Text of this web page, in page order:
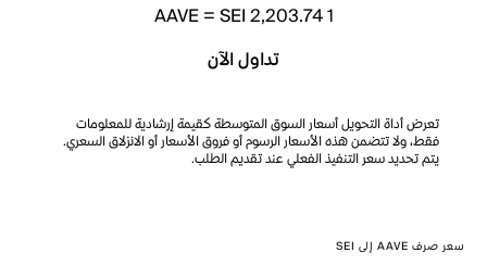
1
AAVE=SEI 2,203.74
تداول الآن
تعرض أداة التحويل أسعار السوق المتوسطة كقيمة إرشادية للمعلومات
فقط، ولا تتضمن هذه الأسعار الرسوم أو فروق الأسعار أو الانزلاق السعري.
يتم تحديد سعر التنفيذ الفعلي عند تقديم الطلب.
سعر صرف AAVE إلى SEI